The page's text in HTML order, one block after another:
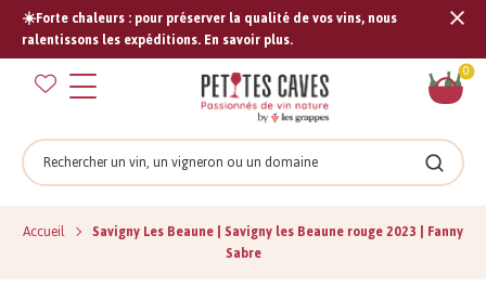
☀️Forte chaleurs : pour préserver la qualité de vos vins, nous
ralentissons les expéditions. En savoir plus.
0
Rechercher
Accueil
Savigny Les Beaune | Savigny les Beaune rouge 2023 | Fanny
Sabre